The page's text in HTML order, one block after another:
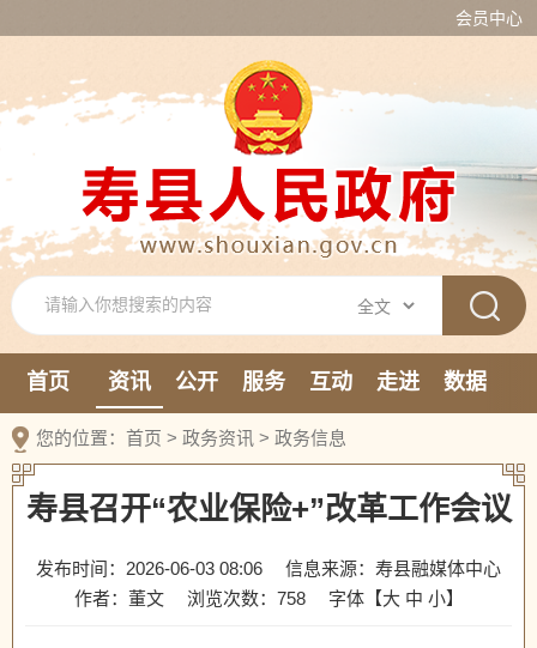
会员中心
首页 资讯 公开 服务 互动 走进
数据
新媒体
您的位置： 首页 > 政务资讯 > 政务信息
寿县召开“农业保险+”改革工作会议
发布时间：2026-06-03 08:06
信息来源：寿县融媒体中心
作者：董文
浏览次数： 758 字体【大 中 小】